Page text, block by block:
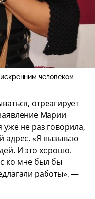
человеком
отреагирует
Марии
уже не раз говорила,
адрес. «Я вызываю
И это хорошо.
ко мне был бы
работы», —